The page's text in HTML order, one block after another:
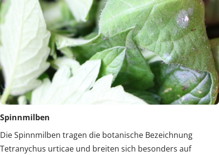
Spinnmilben
Die Spinnmilben tragen die botanische Bezeichnung
Tetranychus urticae und breiten sich besonders auf